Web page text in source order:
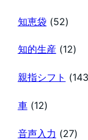
知恵袋 (52)
知的生産(12)
親指シフト
車(12)
音声入力 (27)